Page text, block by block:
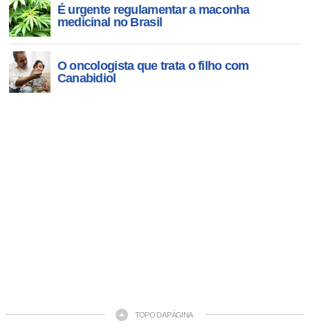
É urgente regulamentar a maconha
medicinal no Brasil
O oncologista que trata o filho com
Canabidiol
TOPO DA PÁGINA